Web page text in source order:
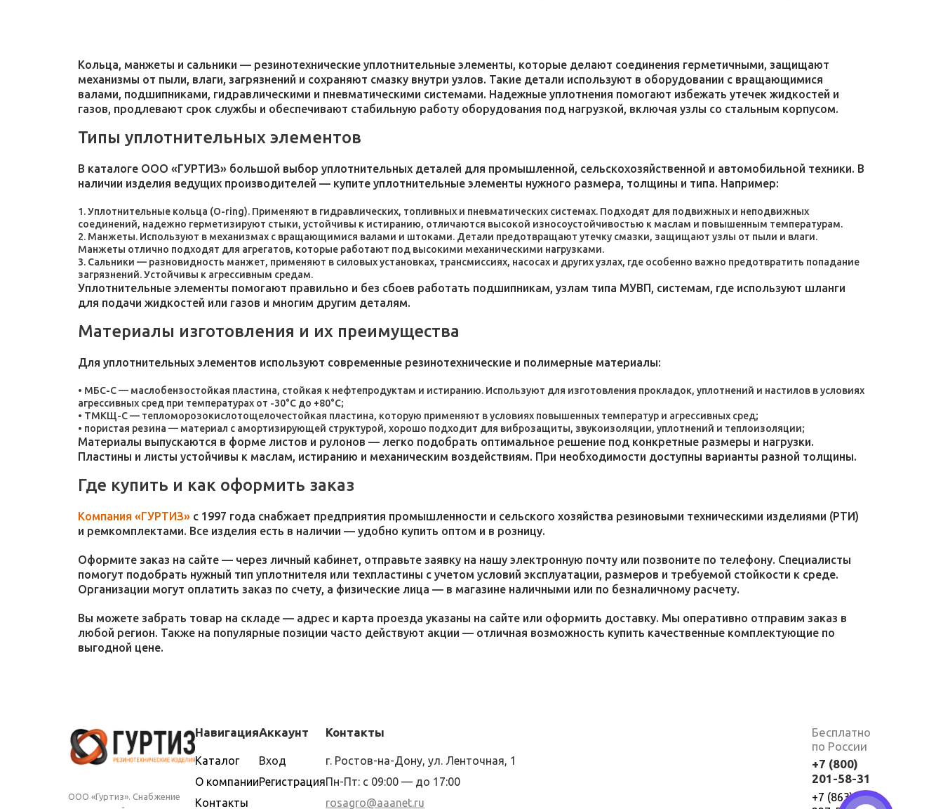
Кольца, манжеты и сальники — резинотехнические уплотнительные элементы, которые делают соединения герметичными, защищают
механизмы от пыли, влаги, загрязнений и сохраняют смазку внутри узлов. Такие детали используют в оборудовании с вращающимися
валами, подшипниками, гидравлическими и пневматическими системами. Надежные уплотнения помогают избежать утечек жидкостей и
газов, продлевают срок службы и обеспечивают стабильную работу оборудования под нагрузкой, включая узлы со стальным корпусом.
Типы уплотнительных элементов
В каталоге ООО «ГУРТИЗ» большой выбор уплотнительных деталей для промышленной, сельскохозяйственной и автомобильной техники. В
наличии изделия ведущих производителей — купите уплотнительные элементы нужного размера, толщины и типа. Например:
Уплотнительные кольца (O-ring). Применяют в гидравлических, топливных и пневматических системах. Подходят для подвижных и неподвижных
соединений, надежно герметизируют стыки, устойчивы к истиранию, отличаются высокой износоустойчивостью к маслам и повышенным температурам.
Манжеты. Используют в механизмах с вращающимися валами и штоками. Детали предотвращают утечку смазки, защищают узлы от пыли и влаги.
Манжеты отлично подходят для агрегатов, которые работают под высокими механическими нагрузками.
Сальники — разновидность манжет, применяют в силовых установках, трансмиссиях, насосах и других узлах, где особенно важно предотвратить попадание
загрязнений. Устойчивы к агрессивным средам.
Уплотнительные элементы помогают правильно и без сбоев работать подшипникам, узлам типа МУВП, системам, где используют шланги
для подачи жидкостей или газов и многим другим деталям.
Материалы изготовления и их преимущества
Для уплотнительных элементов используют современные резинотехнические и полимерные материалы:
МБС-С — маслобензостойкая пластина, стойкая к нефтепродуктам и истиранию. Используют для изготовления прокладок, уплотнений и настилов в условиях
агрессивных сред при температурах от -30°C до +80°C;
ТМКЩ-С — тепломорозокислотощелочестойкая пластина, которую применяют в условиях повышенных температур и агрессивных сред;
пористая резина — материал с амортизирующей структурой, хорошо подходит для виброзащиты, звукоизоляции, уплотнений и теплоизоляции;
Материалы выпускаются в форме листов и рулонов — легко подобрать оптимальное решение под конкретные размеры и нагрузки.
Пластины и листы устойчивы к маслам, истиранию и механическим воздействиям. При необходимости доступны варианты разной толщины.
Где купить и как оформить заказ
Компания «ГУРТИЗ» с 1997 года снабжает предприятия промышленности и сельского хозяйства резиновыми техническими изделиями (РТИ)
и ремкомплектами. Все изделия есть в наличии — удобно купить оптом и в розницу.
Оформите заказ на сайте — через личный кабинет, отправьте заявку на нашу электронную почту или позвоните по телефону. Специалисты
помогут подобрать нужный тип уплотнителя или техпластины с учетом условий эксплуатации, размеров и требуемой стойкости к среде.
Организации могут оплатить заказ по счету, а физические лица — в магазине наличными или по безналичному расчету.
Вы можете забрать товар на складе — адрес и карта проезда указаны на сайте или оформить доставку. Мы оперативно отправим заказ в
любой регион. Также на популярные позиции часто действуют акции — отличная возможность купить качественные комплектующие по
выгодной цене.
ООО «Гуртиз». Снабжение
Навигация
Каталог
О компании
Контакты
Аккаунт
Вход
Регистрация
Контакты
г. Ростов-на-Дону, ул. Ленточная, 1
Пн-Пт: с 09:00 — до 17:00
rosagro@aaanet.ru
Бесплатно
по России
+7 (800)
201-58-31
+7 (863)